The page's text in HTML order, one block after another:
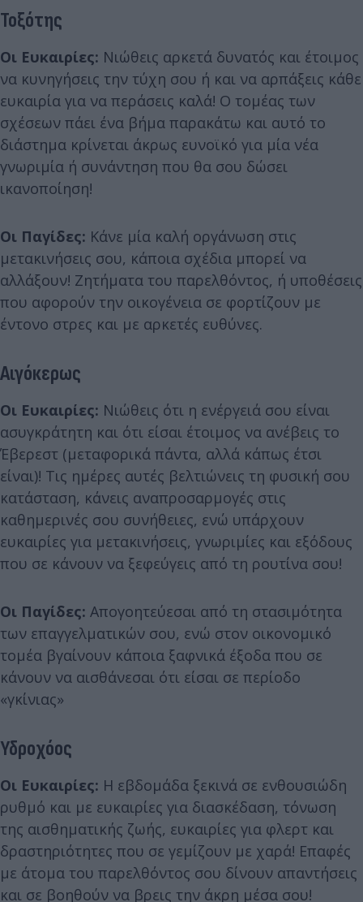
Τοξότης
Οι Ευκαιρίες: Νιώθεις αρκετά δυνατός και έτοιμος
να κυνηγήσεις την τύχη σου ή και να αρπάξεις κάθε
ευκαιρία για να περάσεις καλά! Ο τομέας των
σχέσεων πάει ένα βήμα παρακάτω και αυτό το
διάστημα κρίνεται άκρως ευνοϊκό για μία νέα
γνωριμία ή συνάντηση που θα σου δώσει
ικανοποίηση!
Οι Παγίδες: Κάνε μία καλή οργάνωση στις
μετακινήσεις σου, κάποια σχέδια μπορεί να
αλλάξουν! Ζητήματα του παρελθόντος, ή υποθέσεις
που αφορούν την οικογένεια σε φορτίζουν με
έντονο στρες και με αρκετές ευθύνες.
Αιγόκερως
Οι Ευκαιρίες: Νιώθεις ότι η ενέργειά σου είναι
ασυγκράτητη και ότι είσαι έτοιμος να ανέβεις το
Έβερεστ (μεταφορικά πάντα, αλλά κάπως έτσι
είναι)! Τις ημέρες αυτές βελτιώνεις τη φυσική σου
κατάσταση, κάνεις αναπροσαρμογές στις
καθημερινές σου συνήθειες, ενώ υπάρχουν
ευκαιρίες για μετακινήσεις, γνωριμίες και εξόδους
που σε κάνουν να ξεφεύγεις από τη ρουτίνα σου!
Οι Παγίδες: Απογοητεύεσαι από τη στασιμότητα
των επαγγελματικών σου, ενώ στον οικονομικό
τομέα βγαίνουν κάποια ξαφνικά έξοδα που σε
κάνουν να αισθάνεσαι ότι είσαι σε περίοδο
«γκίνιας»
Υδροχόος
Οι Ευκαιρίες: Η εβδομάδα ξεκινά σε ενθουσιώδη
ρυθμό και με ευκαιρίες για διασκέδαση, τόνωση
της αισθηματικής ζωής, ευκαιρίες για φλερτ και
δραστηριότητες που σε γεμίζουν με χαρά! Επαφές
με άτομα του παρελθόντος σου δίνουν απαντήσεις
και σε βοηθούν να βρεις την άκρη μέσα σου!